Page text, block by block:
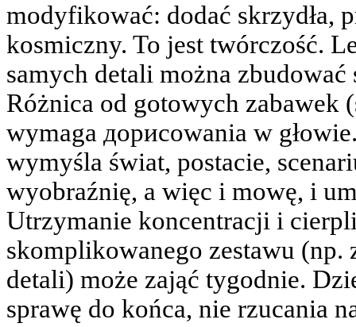
modyfikować: dodać skrzydła,
kosmiczny. To jest twórczość.
samych detali można
Różnica od gotowych zabawek
wymaga дорисowania w
wymyśla świat, postacie,
wyobraźnię, a więc i mowę, i
Utrzymanie koncentracji i
skomplikowanego zestawu (np.
detali) może zająć tygodnie.
sprawę do końca, nie rzucania